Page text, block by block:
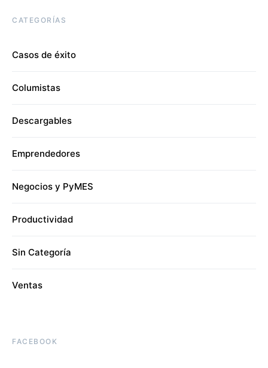
CATEGORÍAS
Casos de éxito
Columistas
Descargables
Emprendedores
Negocios y PyMES
Productividad
Sin Categoría
Ventas
FACEBOOK